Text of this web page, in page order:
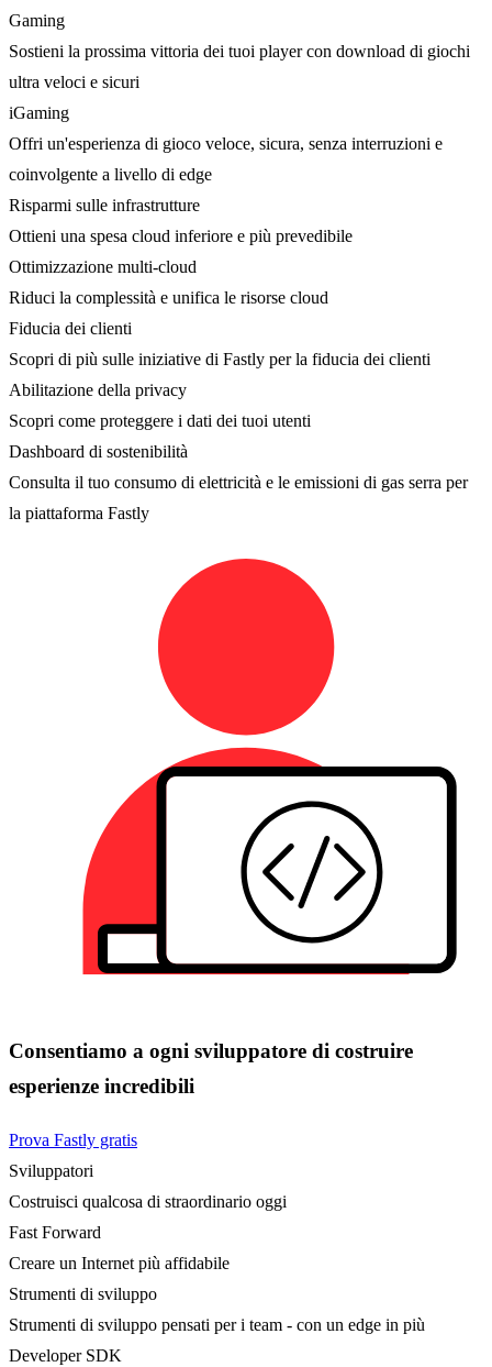
Gaming
Sostieni la prossima vittoria dei tuoi player con download di giochi
ultra veloci e sicuri
iGaming
Offri un'esperienza di gioco veloce, sicura, senza interruzioni e
coinvolgente a livello di edge
Risparmi sulle infrastrutture
Ottieni una spesa cloud inferiore e più prevedibile
Ottimizzazione multi-cloud
Riduci la complessità e unifica le risorse cloud
Fiducia dei clienti
Scopri di più sulle iniziative di Fastly per la fiducia dei clienti
Abilitazione della privacy
Scopri come proteggere i dati dei tuoi utenti
Dashboard di sostenibilità
Consulta il tuo consumo di elettricità e le emissioni di gas serra per
la piattaforma Fastly
Consentiamo a ogni sviluppatore di costruire
esperienze incredibili
Prova Fastly gratis
Sviluppatori
Costruisci qualcosa di straordinario oggi
Fast Forward
Creare un Internet più affidabile
Strumenti di sviluppo
Strumenti di sviluppo pensati per i team - con un edge in più
Developer SDK